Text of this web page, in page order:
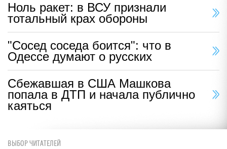
Ноль ракет: в ВСУ признали
тотальный крах обороны
"Сосед соседа боится": что в
Одессе думают о русских
Сбежавшая в США Машкова
попала в ДТП и начала публично
каяться
ВЫБОР ЧИТАТЕЛЕЙ